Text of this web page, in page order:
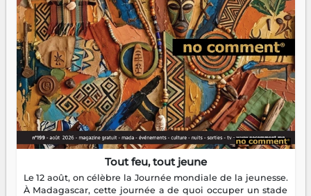
Tout feu, tout jeune
Le 12 août, on célèbre la Journée mondiale de la jeunesse.
À Madagascar, cette journée a de quoi occuper un stade